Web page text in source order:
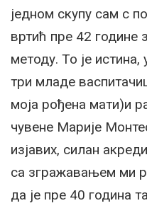
једном скупу сам с
вртић пре 42
методу. То је
три младе
моја рођена мати)и
чувене Марије
изјавих, силан
са згражавањем ми
да је пре 40 година